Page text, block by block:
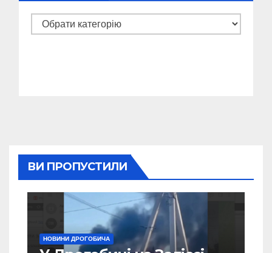
Категорії
ВИ ПРОПУСТИЛИ
НОВИНИ ДРОГОБИЧА